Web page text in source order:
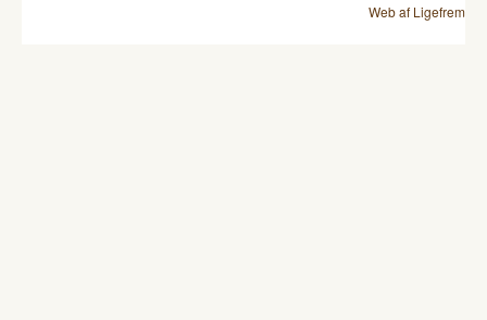
Web af Ligefrem